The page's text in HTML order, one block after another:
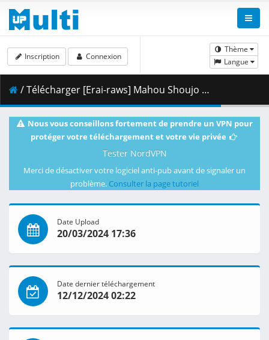
Thème
Langue
Inscription Connexion
/ Télécharger [Erai-raws] Mahou Shoujo ni Akogarete - 12 [1080p][4E51DE1A].mkv.002 ( 464.93 MB )
Nous vous conseillons fortement de prendre un VPN pour
protéger votre téléchargement et votre vie privée
Tester NordVPN
Merci de désactiver votre logiciel anti-pub avant de signaler un
problème. Consulter la page tutoriel
Date Upload
20/03/2024 17:36
Date dernier téléchargement
12/12/2024 02:22